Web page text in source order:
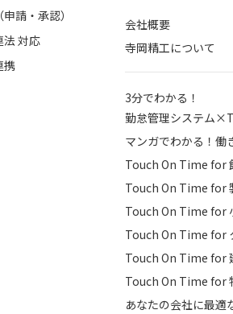
請・承認）
法 対応
携
会社概要
寺岡精工について
3分でわかる！
勤怠管理システム
マンガでわかる！働
Touch On Time for
Touch On Time for
Touch On Time for
Touch On Time for
Touch On Time for
Touch On Time for
あなたの会社に最適